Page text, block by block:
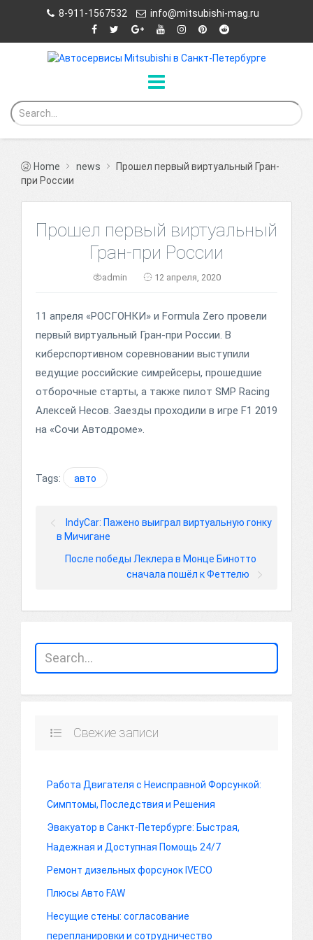
8-911-1567532 info@mitsubishi-mag.ru
Home news
Прошел первый виртуальный Гран-
при России
Прошел первый виртуальный
Гран-при России
admin 12 апреля, 2020
11 апреля «РОСГОНКИ» и Formula Zero провели
первый виртуальный Гран-при России. В
киберспортивном соревновании выступили
ведущие российские симрейсеры, прошедшие
отборочные старты, а также пилот SMP Racing
Алексей Несов. Заезды проходили в игре F1 2019
на «Сочи Автодроме».
Tags: авто
IndyCar: Пажено выиграл виртуальную гонку
в Мичигане
После победы Леклера в Монце Бинотто
сначала пошёл к Феттелю
Свежие записи
Работа Двигателя с Неисправной Форсункой:
Симптомы, Последствия и Решения
Эвакуатор в Санкт-Петербурге: Быстрая,
Надежная и Доступная Помощь 24/7
Ремонт дизельных форсунок IVECO
Плюсы Авто FAW
Несущие стены: согласование
перепланировки и сотрудничество